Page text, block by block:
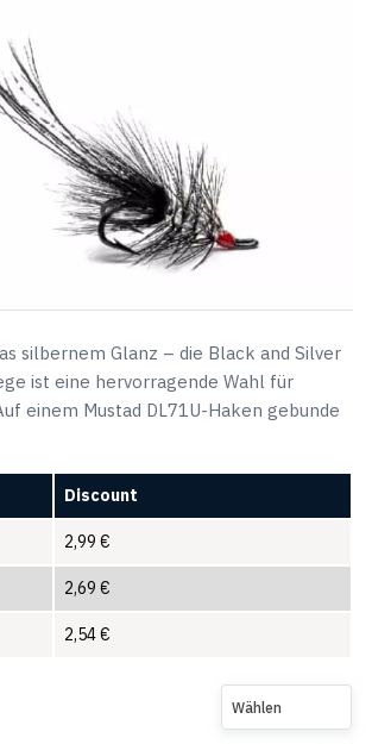
silbernem Glanz – die Black and Silver
ist eine hervorragende Wahl für
einem Mustad DL71U-Haken gebunde
Discount
2,99 €
2,69 €
2,54€
Wählen